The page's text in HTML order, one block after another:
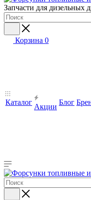
Запчасти для дизельных
Корзина 0
Каталог
Акции
Блог